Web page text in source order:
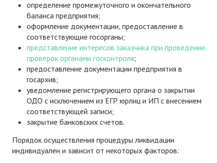
определение промежуточного и окончательного
баланса предприятия;
оформление документации, предоставление в
соответствующие госорганы;
представление интересов заказчика при проведении
проверок органами госконтроля;
предоставление документации предприятия в
госархив;
уведомление регистрирующего органа о закрытии
ОДО с исключением из ЕГР юрлиц и ИП с внесением
соответствующей записи;
закрытие банковских счетов.
Порядок осуществления процедуры ликвидации
индивидуален и зависит от некоторых факторов: